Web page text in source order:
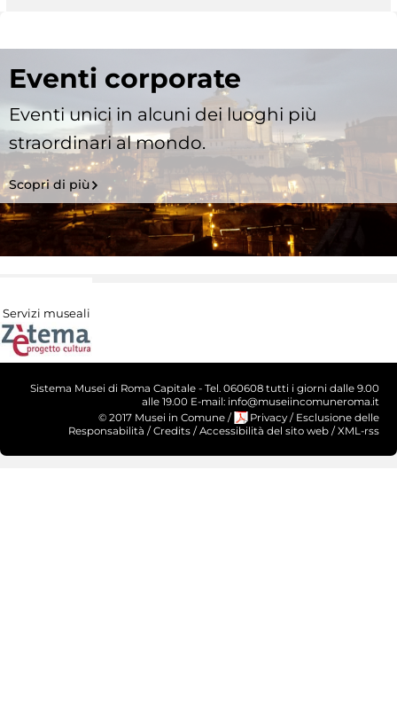
Eventi corporate
Eventi unici in alcuni dei luoghi più
straordinari al mondo.
Scopri di più
Servizi museali
Sistema Musei di Roma Capitale - Tel. 060608 tutti i giorni dalle 9.00
alle 19.00 E-mail: info@museiincomuneroma.it
© 2017 Musei in Comune / Privacy / Esclusione delle
Responsabilità /Credits /Accessibilità del sito web /XML-rss